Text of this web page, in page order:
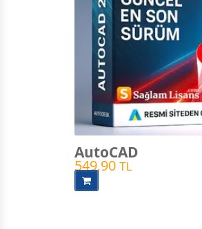
AutoCAD
549,90 TL